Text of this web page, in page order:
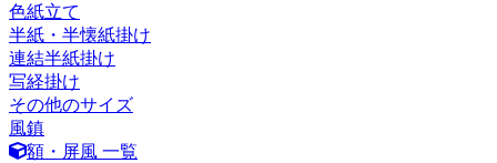
色紙立て
半紙・半懐紙掛け
連結半紙掛け
写経掛け
その他のサイズ
風鎮
額・屏風 一覧